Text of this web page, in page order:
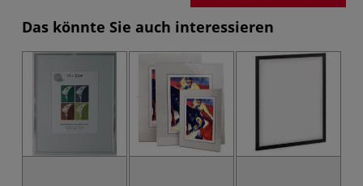
Das könnte Sie auch interessieren